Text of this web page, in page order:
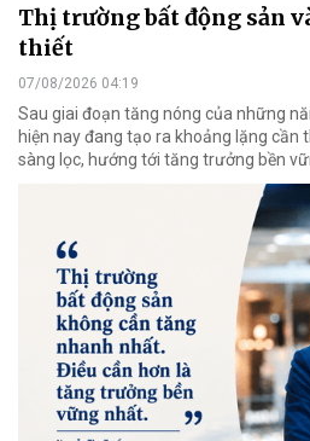
Thị trường bất động sản
thiết
07/08/2026 04:19
Sau giai đoạn tăng nóng của những
hiện nay đang tạo ra khoảng lặng cần
sàng lọc, hướng tới tăng trưởng bền